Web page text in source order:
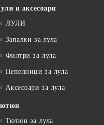
и аксесоари
ЛУЛИ
Запалки за лула
Филтри за лула
Пепелници за лула
Аксесоари за лула
Тютюн за лула